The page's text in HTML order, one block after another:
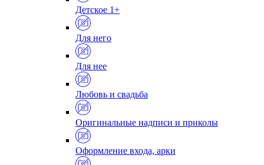
Детское 1+
Для него
Для нее
Любовь и свадьба
Оригинальные надписи и приколы
Оформление входа, арки